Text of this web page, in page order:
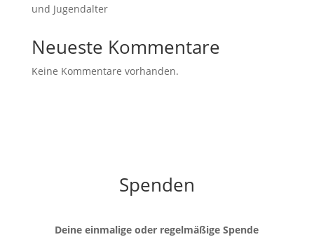
und Jugendalter
Neueste Kommentare
Keine Kommentare vorhanden.
Spenden
Deine einmalige oder regelmäßige Spende